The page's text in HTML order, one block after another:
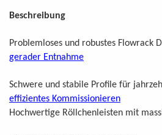
Beschreibung
Problemloses und robustes Flowrack
gerader Entnahme
Schwere und stabile Profile für
effizientes Kommissionieren
Hochwertige Röllchenleisten mit